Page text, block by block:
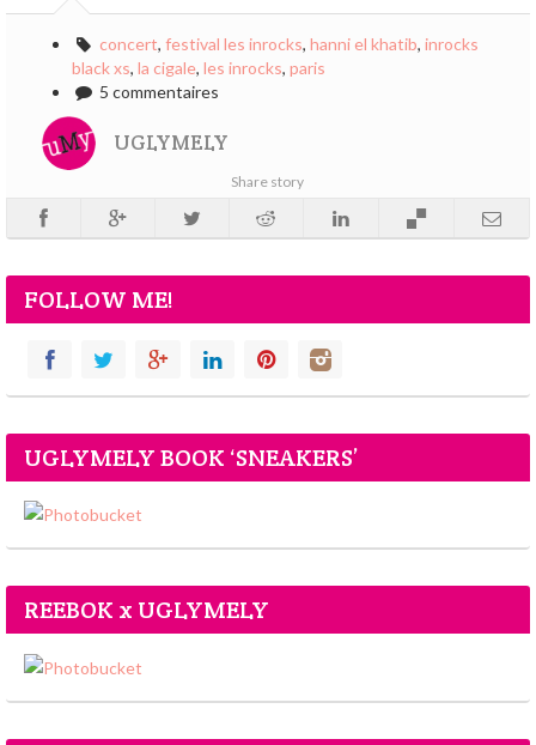
concert, festival les inrocks, hanni el khatib, inrocks
black xs, la cigale, les inrocks, paris
5 commentaires
UGLYMELY
Share story
FOLLOW ME!
UGLYMELY BOOK ‘SNEAKERS’
REEBOK x UGLYMELY